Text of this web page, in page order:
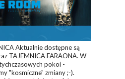
Aktualnie dostępne są
TAJEMNICA FARAONA. W
pokoi -
"kosmiczne" zmiany ;-).